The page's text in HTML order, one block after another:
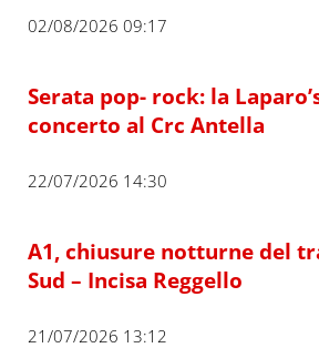
02/08/2026 09:17
Serata pop- rock: la
concerto al Crc Antella
22/07/2026 14:30
A1, chiusure notturne del
Sud – Incisa Reggello
21/07/2026 13:12